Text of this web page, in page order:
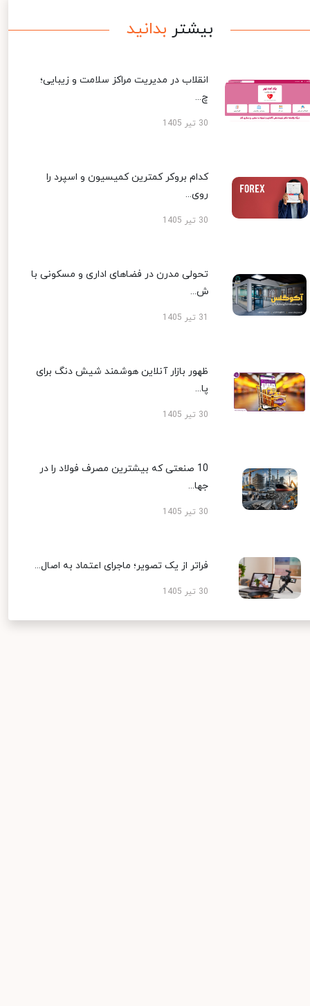
بیشتر بدانید
انقلاب در مدیریت مراکز سلامت و زیبایی؛
چ...
30 تیر 1405
کدام بروکر کمترین کمیسیون و اسپرد را
روی...
30 تیر 1405
تحولی مدرن در فضاهای اداری و مسکونی با
ش...
ظهور بازار آنلاین هوشمند شیش دنگ برای
پا...
30 تیر 1405
10 صنعتی که بیشترین مصرف فولاد را در
جها...
30 تیر 1405
فراتر از یک تصویر؛ ماجرای اعتماد به اصال...
30 تیر 1405